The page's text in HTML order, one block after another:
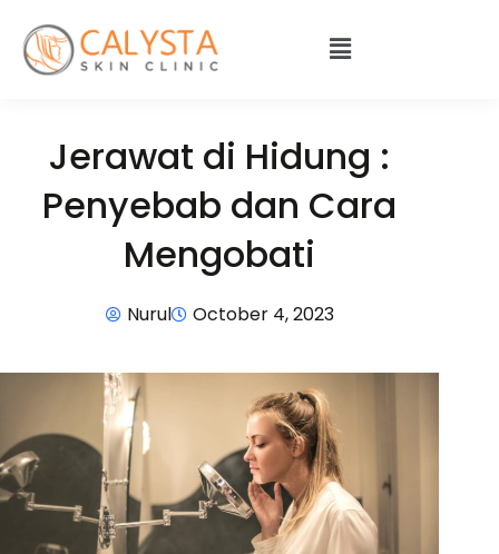
Jerawat di Hidung :
Penyebab dan Cara
Mengobati
Nurul October 4, 2023